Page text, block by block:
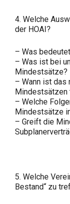
4. Welche
der HOAI?
– Was
– Was ist bei
Mindestsätze?
– Wann ist das
Mindestsätzen
– Welche
Mindestsätze
– Greift die
5. Welche
Bestand“ zu